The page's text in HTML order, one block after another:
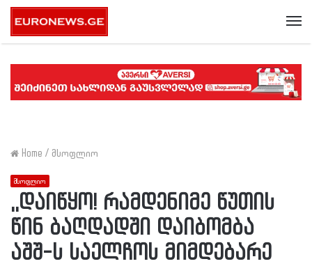
Home / მსოფლიო
მსოფლიო
,,დაიწყო! რამდენიმე წუთის
წინ ბაღდადში დაიბომბა
აშშ-ს საელჩოს მიმდებარე